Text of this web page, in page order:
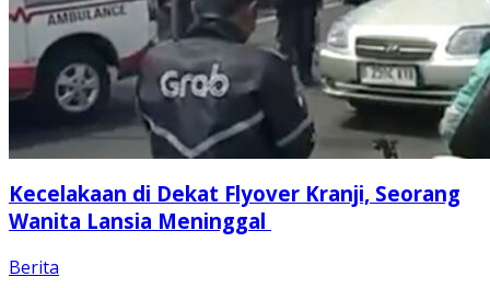
Kecelakaan di Dekat Flyover Kranji, Seorang
Wanita Lansia Meninggal
Berita